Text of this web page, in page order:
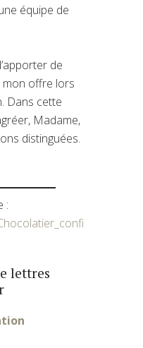
équipe de
de
mon offre lors
Dans cette
Madame,
distinguées.
:
lettres